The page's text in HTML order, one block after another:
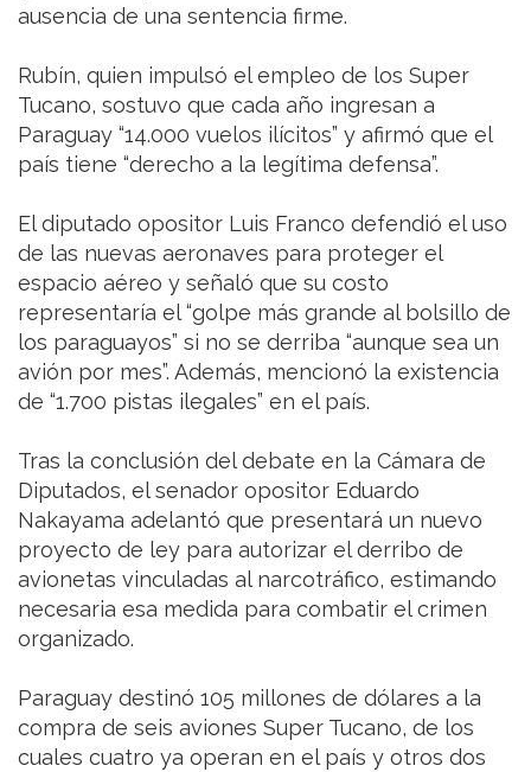
ausencia de una sentencia firme.
Rubín, quien impulsó el empleo de los Super
Tucano, sostuvo que cada año ingresan a
Paraguay “14.000 vuelos ilícitos” y afirmó que el
país tiene “derecho a la legítima defensa”.
El diputado opositor Luis Franco defendió el uso
de las nuevas aeronaves para proteger el
espacio aéreo y señaló que su costo
representaría el “golpe más grande al bolsillo de
los paraguayos” si no se derriba “aunque sea un
avión por mes”. Además, mencionó la existencia
de “1.700 pistas ilegales” en el país.
Tras la conclusión del debate en la Cámara de
Diputados, el senador opositor Eduardo
Nakayama adelantó que presentará un nuevo
proyecto de ley para autorizar el derribo de
avionetas vinculadas al narcotráfico, estimando
necesaria esa medida para combatir el crimen
organizado.
Paraguay destinó 105 millones de dólares a la
compra de seis aviones Super Tucano, de los
cuales cuatro ya operan en el país y otros dos